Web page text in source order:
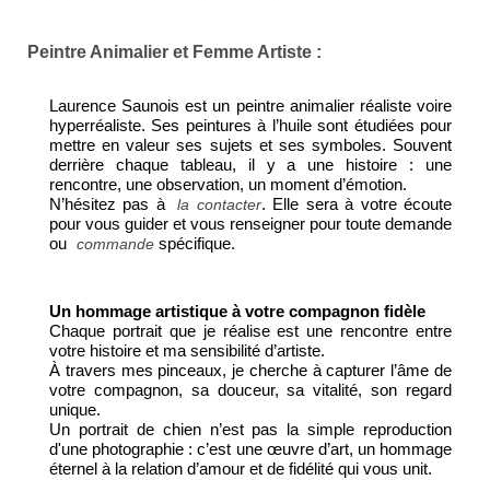
Peintre Animalier et Femme Artiste :
Laurence Saunois est un peintre animalier réaliste voire
hyperréaliste. Ses peintures à l’huile sont étudiées pour
mettre en valeur ses sujets et ses symboles. Souvent
derrière chaque tableau, il y a une histoire : une
rencontre, une observation, un moment d’émotion.
N’hésitez pas à
la contacter. Elle sera à votre écoute
pour vous guider et vous renseigner pour toute demande
ou commande spécifique.
Un hommage artistique à votre compagnon fidèle
Chaque portrait que je réalise est une rencontre entre
votre histoire et ma sensibilité d’artiste.
À travers mes pinceaux, je cherche à capturer l’âme de
votre compagnon, sa douceur, sa vitalité, son regard
unique.
Un portrait de chien n’est pas la simple reproduction
d'une photographie : c’est une œuvre d’art, un hommage
éternel à la relation d’amour et de fidélité qui vous unit.